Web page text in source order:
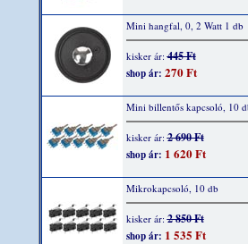
Mini hangfal, 0, 2 Watt 1 db
kisker ár:445 Ft
shop ár: 270 Ft
Mini billentős kapcsoló, 10
kisker ár:2 690 Ft
shop ár: 1 620 Ft
Mikrokapcsoló, 10 db
kisker ár:2 850 Ft
shop ár: 1 535 Ft